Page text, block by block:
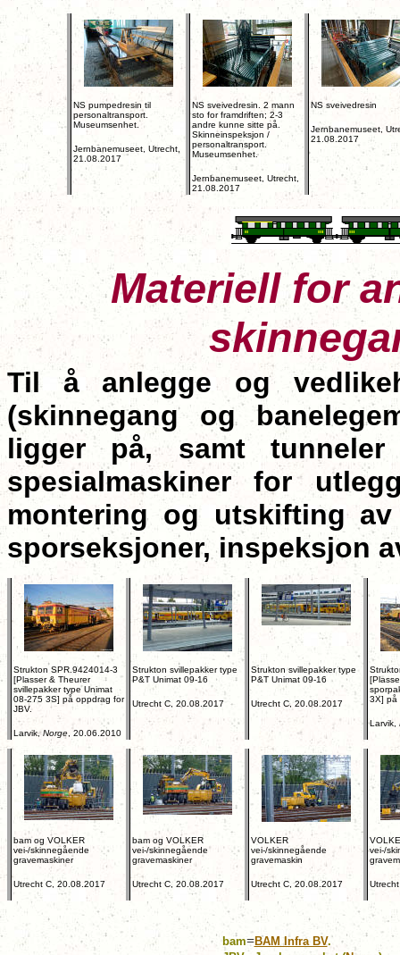
NS pumpedresin til
personaltransport.
Museumsenhet.
Jernbanemuseet, Utrecht,
21.08.2017
NS sveivedresin. 2 mann
sto for framdriften; 2-3
andre kunne sitte på.
Skinneinspeksjon /
personaltransport.
Museumsenhet.
Jernbanemuseet, Utrecht,
21.08.2017
NS sveivedresin
Jernbanemuseet,
21.08.2017
Materiell for
Til å anlegge og
(skinnegang og
ligger på, samt
spesialmaskiner for
montering og utskifting
sporseksjoner, inspeksjon
Strukton SPR.9424014-3
[Plasser & Theurer
svillepakker type Unimat
08-275 3S] på oppdrag for
JBV.
Larvik,Norge , 20.06.2010
Strukton svillepakker type
P&T Unimat 09-16
Utrecht C, 20.08.2017
Strukton svillepakker type
P&T Unimat 09-16
Utrecht C, 20.08.2017
3X] på
Larvik,
bam og VOLKER
vei-/skinnegående
gravemaskiner
Utrecht C, 20.08.2017
bam og VOLKER
vei-/skinnegående
gravemaskiner
Utrecht C, 20.08.2017
VOLKER
vei-/skinnegående
gravemaskin
Utrecht C, 20.08.2017
vei-/
bam=BAM Infra BV.